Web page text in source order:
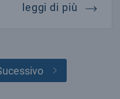
leggi di più lhc